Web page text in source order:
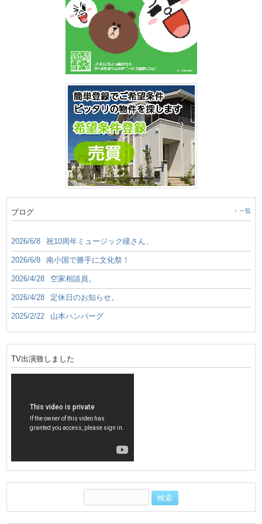
ブログ 一覧
2026/6/8 祝10周年ミュージック瞳さん、
2026/6/8 南小国で勝手に文化祭！
2026/4/28 空家相談員。
2026/4/28 定休日のお知らせ。
2025/2/22 山本ハンバーグ
TV出演致しました